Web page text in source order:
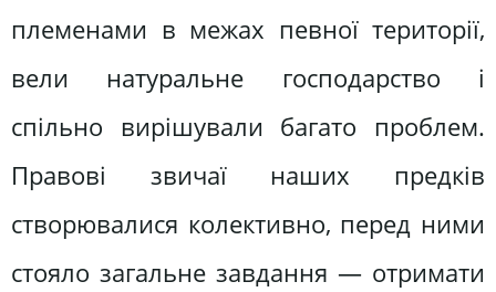
племенами в межах певної території,
вели натуральне господарство і
спільно вирішували багато проблем.
Правові звичаї наших предків
створювалися колективно, перед ними
стояло загальне завдання — отримати